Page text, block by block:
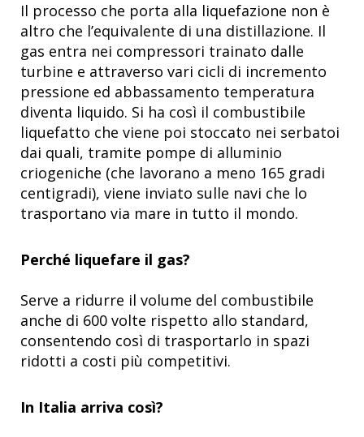
Il processo che porta alla liquefazione non è
altro che l’equivalente di una distillazione. Il
gas entra nei compressori trainato dalle
turbine e attraverso vari cicli di incremento
pressione ed abbassamento temperatura
diventa liquido. Si ha così il combustibile
liquefatto che viene poi stoccato nei serbatoi
dai quali, tramite pompe di alluminio
criogeniche (che lavorano a meno 165 gradi
centigradi), viene inviato sulle navi che lo
trasportano via mare in tutto il mondo.
Perché liquefare il gas?
Serve a ridurre il volume del combustibile
anche di 600 volte rispetto allo standard,
consentendo così di trasportarlo in spazi
ridotti a costi più competitivi.
In Italia arriva così?